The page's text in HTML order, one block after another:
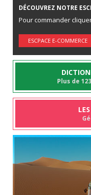
DÉCOUVREZ NOTRE
Pour commander
ESCPACE E-COMMERCE
Plus de